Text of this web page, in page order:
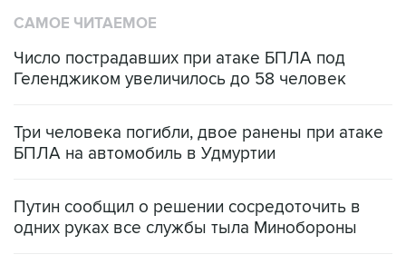
САМОЕ ЧИТАЕМОЕ
Число пострадавших при атаке БПЛА под
Геленджиком увеличилось до 58 человек
Три человека погибли, двое ранены при атаке
БПЛА на автомобиль в Удмуртии
Путин сообщил о решении сосредоточить в
одних руках все службы тыла Минобороны